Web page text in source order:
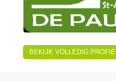
BEKIJK VOLLEDIG PROFIEL